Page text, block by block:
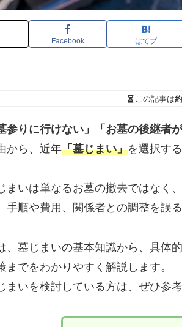
Facebook はてブ
この記事は
参りに行けない」「お墓の後継者
から、近年「墓じまい」を選択す
まいは単なるお墓の撤去ではなく
手順や費用、関係者との調整を誤
、墓じまいの基本知識から、具体
までをわかりやすく解説します。
まいを検討している方は、ぜひ参